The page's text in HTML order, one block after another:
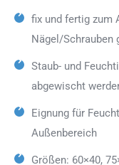
fix und fertig zum
Nägel/Schrauben
Staub- und
abgewischt
Eignung für
Außenbereich
Größen: 60×40,